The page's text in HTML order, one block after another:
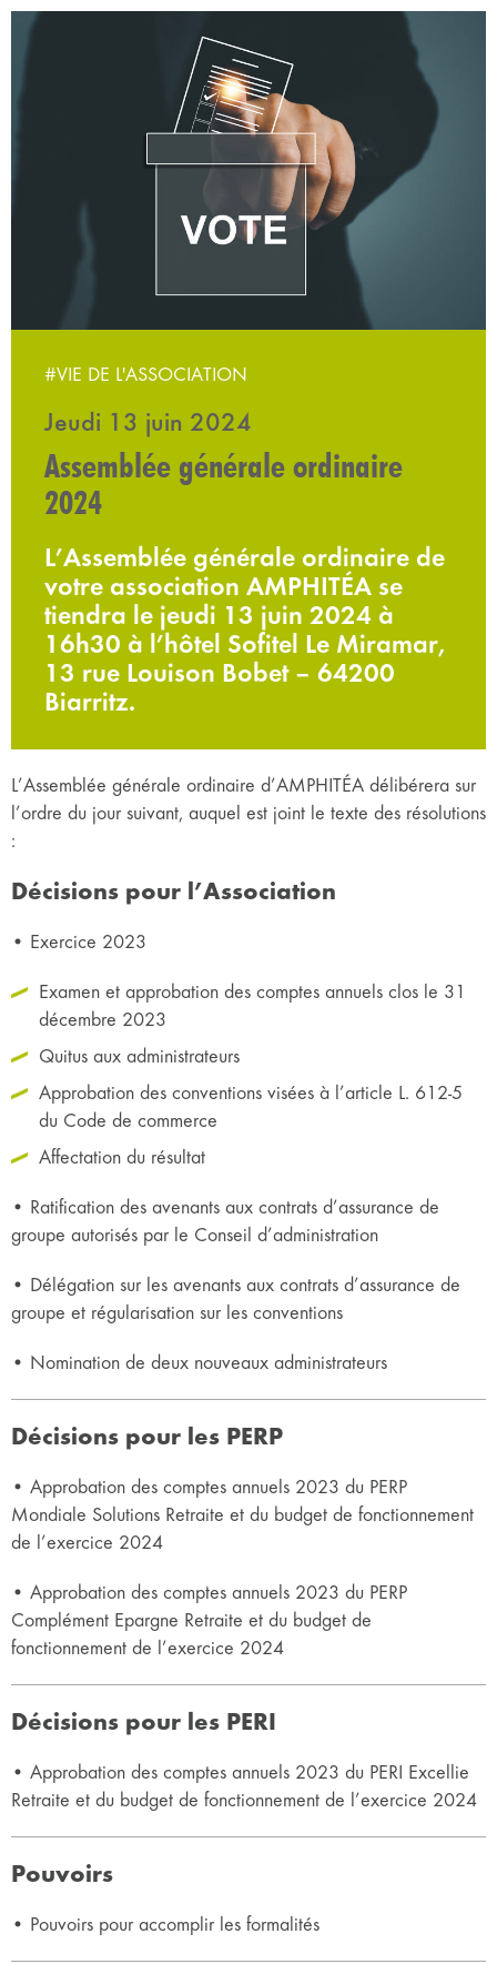
#VIE DE L'ASSOCIATION
Jeudi 13 juin 2024
Assemblée générale ordinaire
2024
L’Assemblée générale ordinaire de
votre association AMPHITÉA se
tiendra le jeudi 13 juin 2024 à
16h30 à l’hôtel Sofitel Le Miramar,
13 rue Louison Bobet – 64200
Biarritz.
L’Assemblée générale ordinaire d’AMPHITÉA délibérera sur
l’ordre du jour suivant, auquel est joint le texte des résolutions
:
Décisions pour l’Association
• Exercice 2023
Examen et approbation des comptes annuels clos le 31
décembre 2023
Quitus aux administrateurs
Approbation des conventions visées à l’article L. 612-5
du Code de commerce
Affectation du résultat
• Ratification des avenants aux contrats d’assurance de
groupe autorisés par le Conseil d’administration
• Délégation sur les avenants aux contrats d’assurance de
groupe et régularisation sur les conventions
• Nomination de deux nouveaux administrateurs
Décisions pour les PERP
• Approbation des comptes annuels 2023 du PERP
Mondiale Solutions Retraite et du budget de fonctionnement
de l’exercice 2024
• Approbation des comptes annuels 2023 du PERP
Complément Epargne Retraite et du budget de
fonctionnement de l’exercice 2024
Décisions pour les PERI
• Approbation des comptes annuels 2023 du PERI Excellie
Retraite et du budget de fonctionnement de l’exercice 2024
Pouvoirs
• Pouvoirs pour accomplir les formalités